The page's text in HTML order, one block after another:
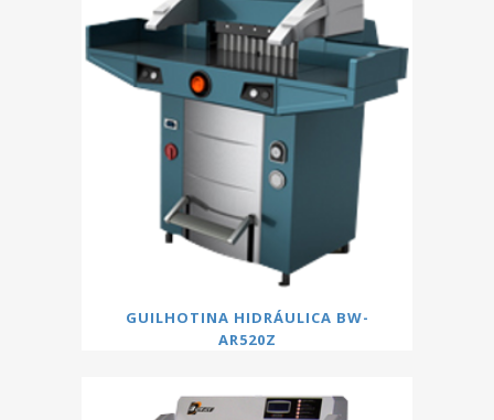
GUILHOTINA HIDRÁULICA BW-
AR520Z